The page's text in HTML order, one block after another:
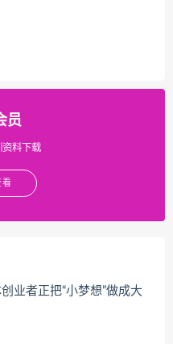
员
资料下载
看
业者正把“小梦想”做成大